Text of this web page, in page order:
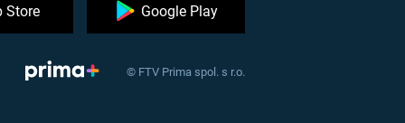
Store Google Play
© FTV Prima spol. s r.o.